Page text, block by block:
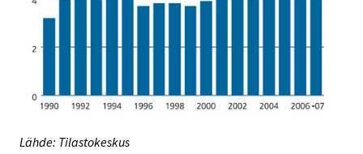
Lähde: Tilastokeskus